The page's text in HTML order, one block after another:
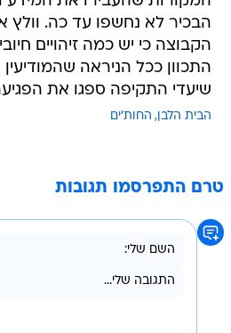
הבכיר לא נחשפו עד כה.
הקבוצה כי יש כמה זיהויים
התכוון ככל הניראה
שיעדי התקיפה ספגו את
הבית הלבן החות'ים
טרם התפרסמו תגובות